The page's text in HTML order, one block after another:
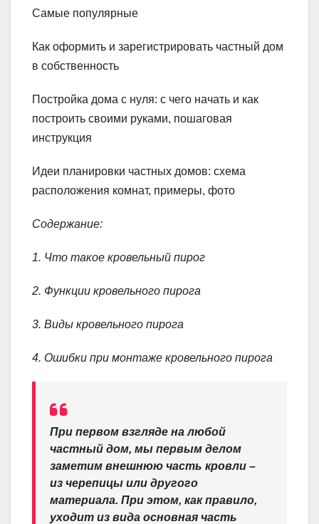
Самые популярные
Как оформить и зарегистрировать частный дом
в собственность
Постройка дома с нуля: с чего начать и как
построить своими руками, пошаговая
инструкция
Идеи планировки частных домов: схема
расположения комнат, примеры, фото
Содержание:
1. Что такое кровельный пирог
2. Функции кровельного пирога
3. Виды кровельного пирога
4. Ошибки при монтаже кровельного пирога
При первом взгляде на любой
частный дом, мы первым делом
заметим внешнюю часть кровли –
из черепицы или другого
материала. При этом, как правило,
уходит из вида основная часть